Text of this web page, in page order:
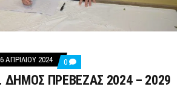
ΑΠΡΙΛΊΟΥ 2024 0 COMMENTS
ON
ΟΡΚΩΜΟΣΊΑ
ΠΡΕΒΕΖΑΣ 2024 – 2029